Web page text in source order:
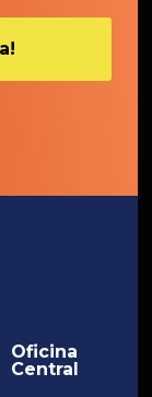
Oficina
Central